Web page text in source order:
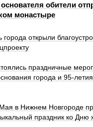
обители
монастыре
города открыли
праздничные
города и 95-
в Нижнем Новгороде
праздник ко Дню